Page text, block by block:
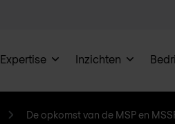
Expertise Inzichten
De opkomst van de MSP en